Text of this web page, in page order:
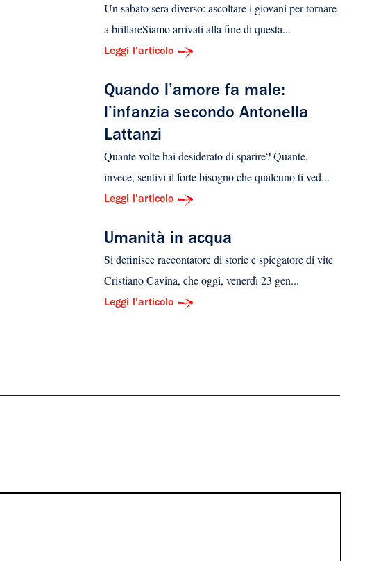
Un sabato sera diverso: ascoltare i giovani per tornare
a brillareSiamo arrivati alla fine di questa...
Leggi l'articolo
Quando l’amore fa male:
l’infanzia secondo Antonella
Lattanzi
Quante volte hai desiderato di sparire? Quante,
invece, sentivi il forte bisogno che qualcuno ti ved...
Leggi l'articolo
Umanità in acqua
Si definisce raccontatore di storie e spiegatore di vite
Cristiano Cavina, che oggi, venerdì 23 gen...
Leggi l'articolo